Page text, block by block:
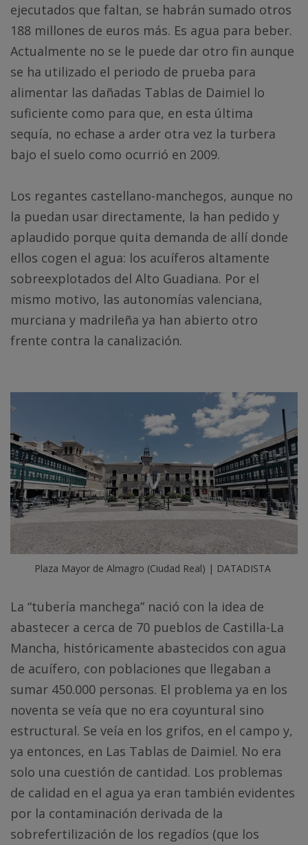
ejecutados que faltan, se habrán sumado otros
188 millones de euros más. Es agua para beber.
Actualmente no se le puede dar otro fin aunque
se ha utilizado el periodo de prueba para
alimentar las dañadas Tablas de Daimiel lo
suficiente como para que, en esta última
sequía, no echase a arder otra vez la turbera
bajo el suelo como ocurrió en 2009.
Los regantes castellano-manchegos, aunque no
la puedan usar directamente, la han pedido y
aplaudido porque quita demanda de allí donde
ellos cogen el agua: los acuíferos altamente
sobreexplotados del Alto Guadiana. Por el
mismo motivo, las autonomías valenciana,
murciana y madrileña ya han abierto otro
frente contra la canalización.
Plaza Mayor de Almagro (Ciudad Real) | DATADISTA
La “tubería manchega” nació con la idea de
abastecer a cerca de 70 pueblos de Castilla-La
Mancha, históricamente abastecidos con agua
de acuífero, con poblaciones que llegaban a
sumar 450.000 personas. El problema ya en los
noventa se veía que no era coyuntural sino
estructural. Se veía en los grifos, en el campo y,
ya entonces, en Las Tablas de Daimiel. No era
solo una cuestión de cantidad. Los problemas
de calidad en el agua ya eran también evidentes
por la contaminación derivada de la
sobrefertilización de los regadíos (que los